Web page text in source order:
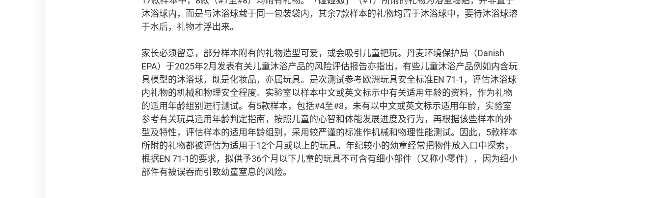
沐浴球内，而是与沐浴球载于同一包装袋内，其余7款样本的礼物均置于沐浴球中，要待沐浴球溶
于水后，礼物才浮出来。
家长必须留意，部分样本附有的礼物造型可爱，或会吸引儿童把玩。丹麦环境保护局（Danish
EPA）于2025年2月发表有关儿童沐浴产品的风险评估报告亦指出，有些儿童沐浴产品例如内含玩
具模型的沐浴球，既是化妆品，亦属玩具。是次测试参考欧洲玩具安全标准EN 71-1，评估沐浴球
内礼物的机械和物理安全程度。实验室以样本中文或英文标示中有关适用年龄的资料，作为礼物
的适用年龄组别进行测试。有5款样本，包括#4至#8，未有以中文或英文标示适用年龄，实验室
参考有关玩具适用年龄判定指南，按照儿童的心智和体能发展进度及行为，再根据该些样本的外
型及特性，评估样本的适用年龄组别，采用较严谨的标准作机械和物理性能测试。因此，5款样本
所附的礼物都被评估为适用于12个月或以上的玩具。年纪较小的幼童经常把物件放入口中探索，
根据EN 71-1的要求，拟供予36个月以下儿童的玩具不可含有细小部件（又称小零件），因为细小
部件有被误吞而引致幼童窒息的风险。